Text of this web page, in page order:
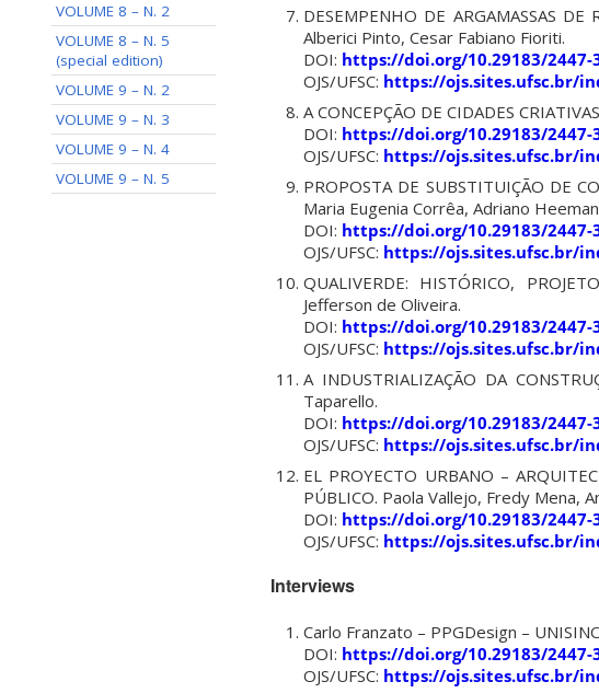
VOLUME 8 – N. 2
VOLUME 8 – N. 5
(special edition)
VOLUME 9 – N. 2
VOLUME 9 – N. 3
VOLUME 9 – N. 4
VOLUME 9 – N. 5
DESEMPENHO DE ARGAMASSAS
Alberici Pinto, Cesar Fabiano Fioriti.
DOI: https://doi.org/10.29183/2447-
OJS/UFSC: https://ojs.sites.ufsc.br/
A CONCEPÇÃO DE CIDADES
DOI: https://doi.org/10.29183/2447-
OJS/UFSC: https://ojs.sites.ufsc.br/
PROPOSTA DE SUBSTITUIÇÃO DE
Maria Eugenia Corrêa, Adriano
DOI: https://doi.org/10.29183/2447-
OJS/UFSC: https://ojs.sites.ufsc.br/
QUALIVERDE: HISTÓRICO,
Jefferson de Oliveira.
DOI: https://doi.org/10.29183/2447-
OJS/UFSC: https://ojs.sites.ufsc.br/
A INDUSTRIALIZAÇÃO DA
Taparello.
DOI: https://doi.org/10.29183/2447-
OJS/UFSC: https://ojs.sites.ufsc.br/
EL PROYECTO URBANO –
PÚBLICO. Paola Vallejo, Fredy Mena,
DOI: https://doi.org/10.29183/2447-
OJS/UFSC: https://ojs.sites.ufsc.br/
Interviews
Carlo Franzato – PPGDesign –
DOI: https://doi.org/10.29183/2447-
OJS/UFSC: https://ojs.sites.ufsc.br/